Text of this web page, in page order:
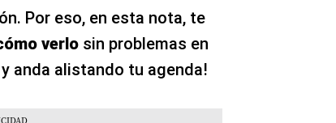
Por eso, en esta nota, te
verlosin problemas en
anda alistando tu agenda!